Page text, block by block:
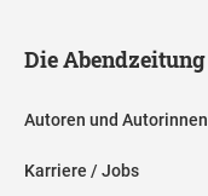
Die Abendzeitung
Autoren und Autorinnen
Karriere / Jobs